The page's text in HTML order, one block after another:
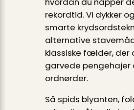
rekordtid. Vi dykker
smarte
alternative
klassiske fælder, der
garvede pengehajer
ordnørder.
Så spids blyanten,